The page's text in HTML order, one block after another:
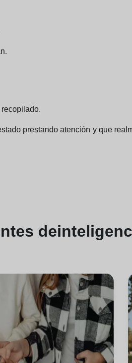
prestando atención y que
de